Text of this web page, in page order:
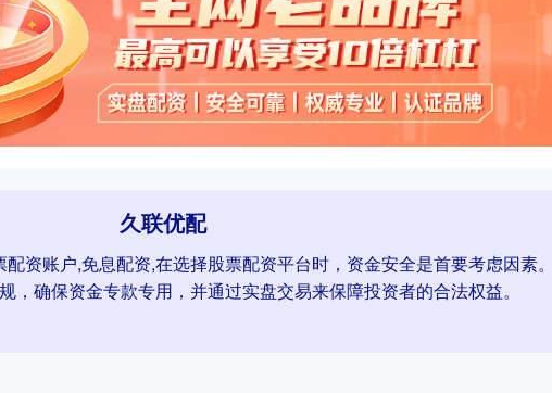
久联优配
资账户,免息配资,在选择股票配资平台时，资金安全是首要考虑因素。
，确保资金专款专用，并通过实盘交易来保障投资者的合法权益。